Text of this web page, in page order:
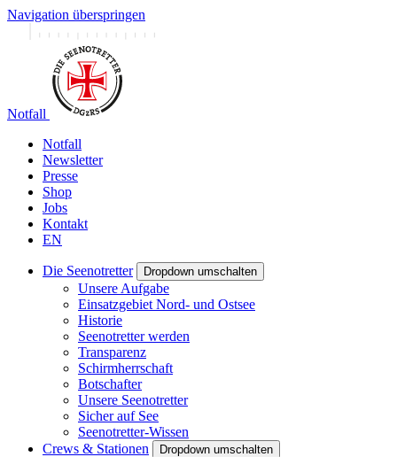
Navigation überspringen
Notfall
Notfall
Newsletter
Presse
Shop
Jobs
Kontakt
EN
Die Seenotretter Dropdown umschalten
Unsere Aufgabe
Einsatzgebiet Nord- und Ostsee
Historie
Seenotretter werden
Transparenz
Schirmherrschaft
Botschafter
Unsere Seenotretter
Sicher auf See
Seenotretter-Wissen
Crews & Stationen
Dropdown umschalten